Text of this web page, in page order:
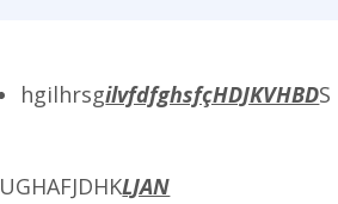
hgilhrsgilvfdfghsfçHDJKVHBDS
UGHAFJDHKLJAN